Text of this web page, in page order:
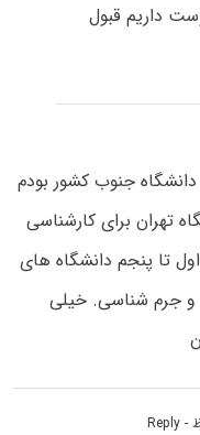
داریم قبول
جنوب کشور بودم
تهران برای کارشناسی
تا پنجم دانشگاه های
و جرم شناسی. خیلی
- Reply